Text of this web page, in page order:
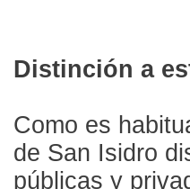
Distinción a
Como es
de San Isidro
públicas y